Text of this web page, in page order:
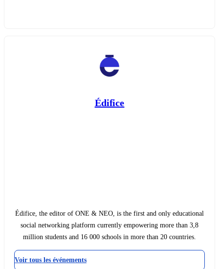
Édifice
Édifice, the editor of ONE & NEO, is the first and only educational
social networking platform currently empowering more than 3,8
million students and 16 000 schools in more than 20 countries.
Voir tous les événements